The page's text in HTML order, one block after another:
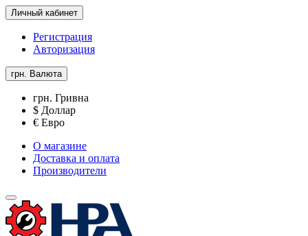
Личный кабинет
Регистрация
Авторизация
грн. Валюта
грн. Гривна
$ Доллар
€ Евро
О магазине
Доставка и оплата
Производители